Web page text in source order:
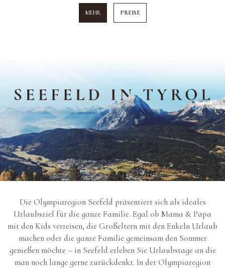
MEHR PREISE
Die Olympiaregion Seefeld präsentiert sich als ideales
Urlaubsziel für die ganze Familie. Egal ob Mama & Papa
mit den Kids verreisen, die Großeltern mit den Enkeln Urlaub
machen oder die ganze Familie gemeinsam den Sommer
genießen möchte – in Seefeld erleben Sie Urlaubstage an die
man noch lange gerne zurückdenkt. In der Olympiaregion